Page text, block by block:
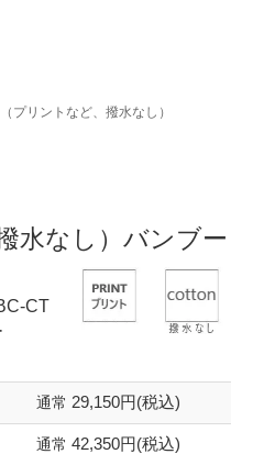
プリントなど、撥水なし）
水なし）バンブー
CT
通常 29,150円(税込)
通常 42,350円(税込)